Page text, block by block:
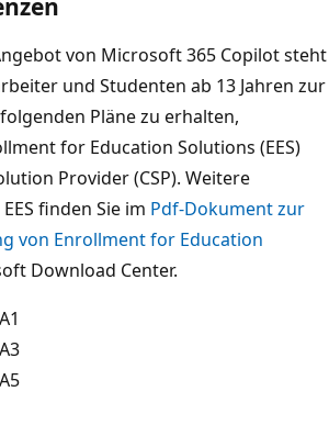
von Microsoft 365 Copilot steht
und Studenten ab 13 Jahren zur
Pläne zu erhalten,
for Education Solutions (EES)
Provider (CSP). Weitere
finden Sie im Pdf-Dokument zur
von Enrollment for Education
Download Center.